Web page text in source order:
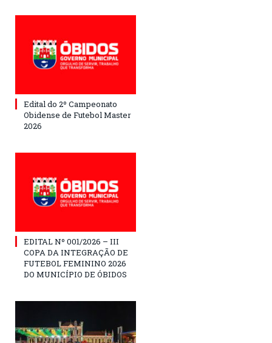
Edital do 2º Campeonato
Obidense de Futebol Master
2026
EDITAL Nº 001/2026 – III
COPA DA INTEGRAÇÃO DE
FUTEBOL FEMININO 2026
DO MUNICÍPIO DE ÓBIDOS